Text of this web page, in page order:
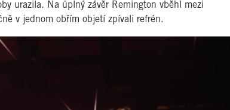
urazila. Na úplný závěr Remington vběhl mezi
v jednom obřím objetí zpívali refrén.